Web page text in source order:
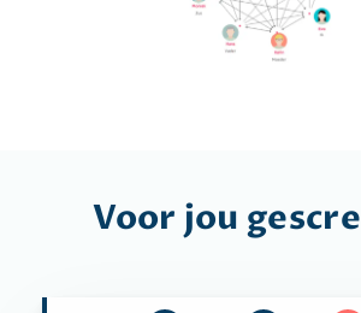
Voor jou